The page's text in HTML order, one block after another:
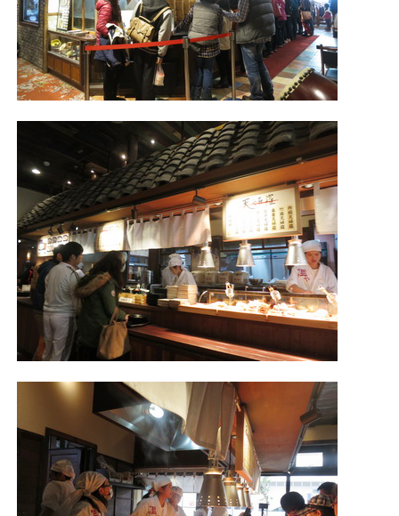
照相簿
影音區
創意出版服務
歷史區
關於Yilan
個人著作
活動實況記錄
媒體報導一覽
合作與代言
訂閱電子報